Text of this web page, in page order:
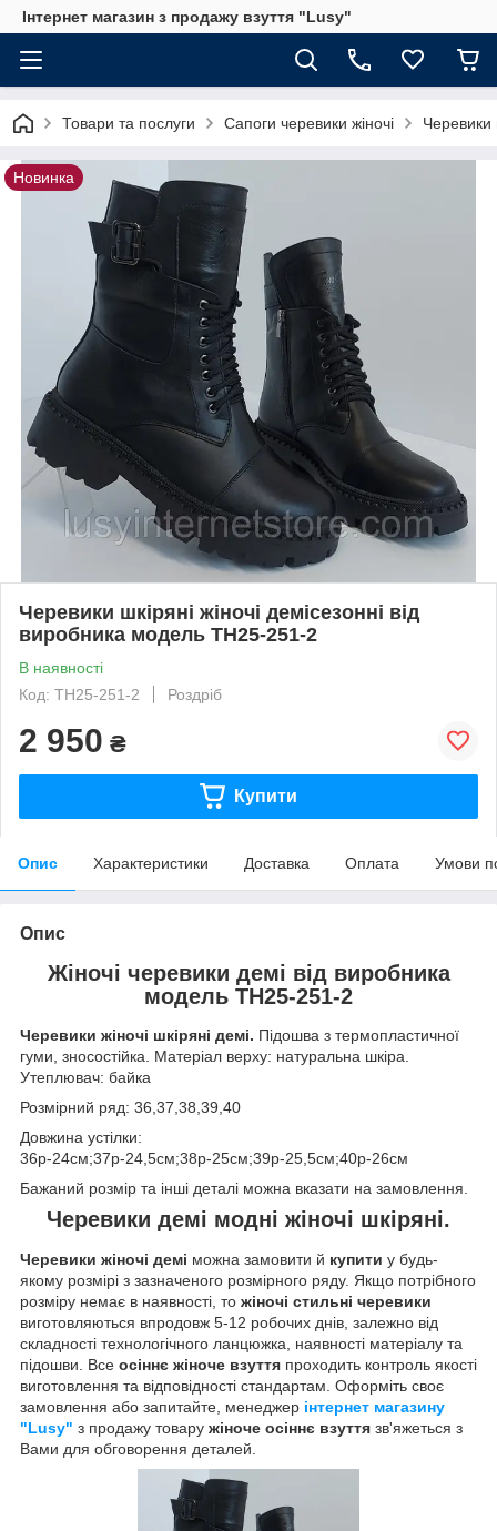
Інтернет магазин з продажу взуття "Lusy"
Товари та послуги Сапоги черевики жіночі Черевики
Новинка
Черевики шкіряні жіночі демісезонні від
виробника модель ТН25-251-2
В наявності
Код: ТН25-251-2
Роздріб
2 950 ₴
Купити
Опис Характеристики Доставка Оплата Умови
Опис
Жіночі черевики демі від виробника
модель ТН25-251-2
Черевики жіночі шкіряні демі. Підошва з термопластичної
гуми, зносостійка. Матеріал верху: натуральна шкіра.
Утеплювач: байка
Розмірний ряд: 36,37,38,39,40
Довжина устілки:
36р-24см;37р-24,5см;38р-25см;39р-25,5см;40р-26см
Бажаний розмір та інші деталі можна вказати на замовлення.
Черевики демі модні жіночі шкіряні.
Черевики жіночі демі можна замовити й купити у будь-
якому розмірі з зазначеного розмірного ряду. Якщо потрібного
розміру немає в наявності, то жіночі стильні черевики
виготовляються впродовж 5-12 робочих днів, залежно від
складності технологічного ланцюжка, наявності матеріалу та
підошви. Все осіннє жіноче взуття проходить контроль якості
виготовлення та відповідності стандартам. Оформіть своє
замовлення або запитайте, менеджер інтернет магазину
"Lusy" з продажу товару жіноче осіннє взуття зв'яжеться з
Вами для обговорення деталей.